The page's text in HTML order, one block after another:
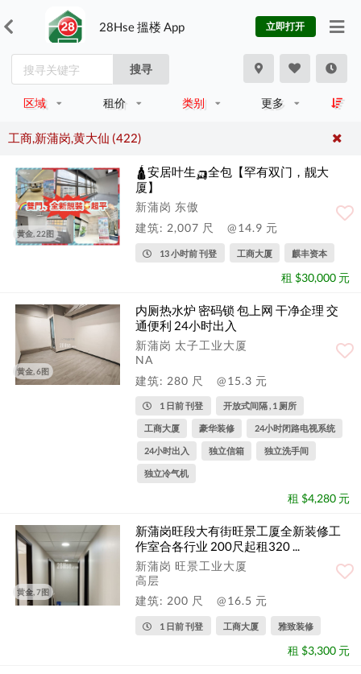
28Hse 搵楼 App 立即打开
搜寻
区域 租价 类别 更多
工商,新蒲岗,黄大仙 (422)
黄金, 22图
🛕安居叶生🛺全包【罕有双门，靓大
厦】
新蒲岗 东傲
建筑: 2,007 尺
@14.9 元
13 小时前 刊登 工商大厦 麒丰资本
租 $30,000 元
黄金, 6图
内厕热水炉 密码锁 包上网 干净企理 交
通便利 24小时出入
新蒲岗 太子工业大厦
NA
建筑: 280 尺
@15.3 元
1 日前 刊登 开放式间隔 , 1 厕所
工商大厦 豪华装修 24小时闭路电视系统
24小时出入 独立信箱 独立洗手间
独立冷气机
租 $4,280 元
黄金, 7图
新蒲岗旺段大有街旺景工厦全新装修工
作室合各行业 200尺起租320 ...
新蒲岗 旺景工业大厦
高层
建筑: 200 尺
@16.5 元
1 日前 刊登 工商大厦 雅致装修
租 $3,300 元